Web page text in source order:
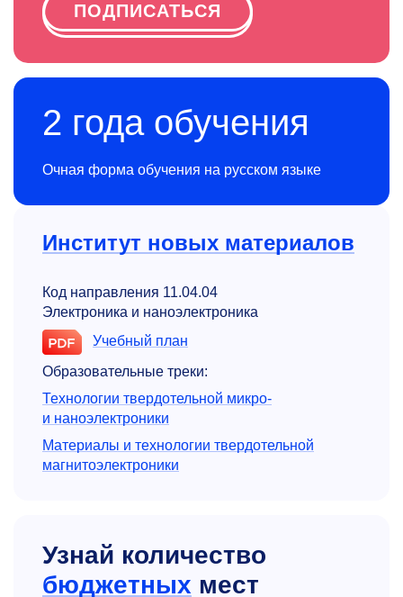
ПОДПИСАТЬСЯ
2 года обучения
Очная форма обучения на русском языке
Институт новых материалов
Код направления 11.04.04
Электроника и наноэлектроника
Учебный план
Образовательные треки:
Технологии твердотельной микро-
и наноэлектроники
Материалы и технологии твердотельной
магнитоэлектроники
Узнай количество
бюджетных мест